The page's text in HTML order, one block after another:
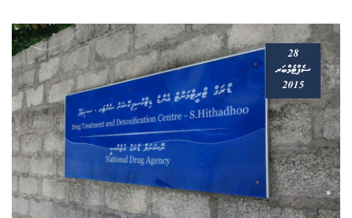
28
ސެޕްޓެމްބަރ
2015